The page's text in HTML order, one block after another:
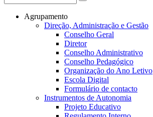
Formulário de procura
Agrupamento
Direção, Administração e Gestão
Conselho Geral
Diretor
Conselho Administrativo
Conselho Pedagógico
Organização do Ano Letivo
Escola Digital
Formulário de contacto
Instrumentos de Autonomia
Projeto Educativo